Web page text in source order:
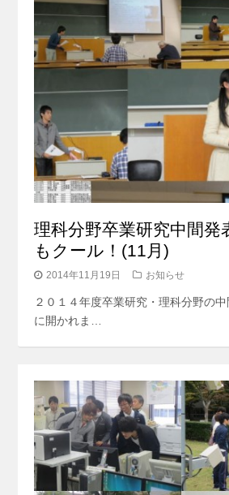
理科分野卒業研究中間発
もクール！(11月)
2014年11月19日 お知らせ
２０１４年度卒業研究・理科分野の
に開かれま…